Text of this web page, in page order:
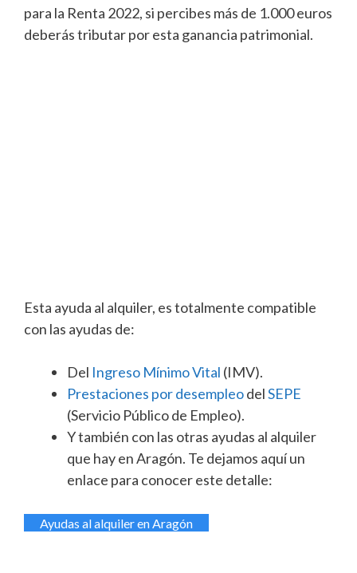
para la Renta 2022, si percibes más de 1.000 euros
deberás tributar por esta ganancia patrimonial.
Esta ayuda al alquiler, es totalmente compatible
con las ayudas de:
Del Ingreso Mínimo Vital (IMV).
Prestaciones por desempleodelSEPE
(Servicio Público de Empleo).
Y también con las otras ayudas al alquiler
que hay en Aragón. Te dejamos aquí un
enlace para conocer este detalle:
Ayudas al alquiler en Aragón